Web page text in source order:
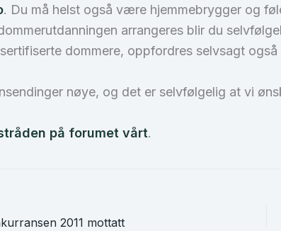
. Du må helst også være hjemmebrygger og
arrangeres blir du
dommere, oppfordres selvsagt også
nøye, og det er selvfølgelig at vi
på forumet vårt.
2011 mottatt